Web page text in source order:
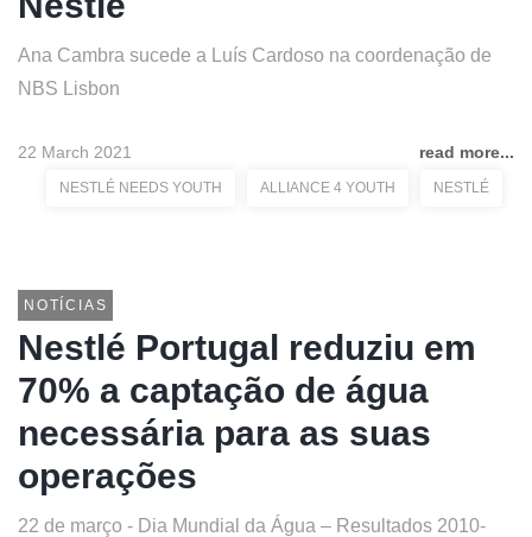
Ana Cambra sucede a Luís Cardoso na coordenação de
NBS Lisbon
22 March 2021 read more...
NESTLÉ NEEDS YOUTH ALLIANCE 4 YOUTH NESTLÉ
NOTÍCIAS
Nestlé Portugal reduziu em
70% a captação de água
necessária para as suas
operações
22 de março - Dia Mundial da Água – Resultados 2010-